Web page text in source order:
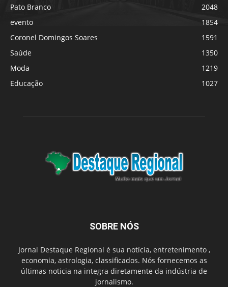
Pato Branco
2048
evento
1854
Coronel Domingos Soares
1591
Saúde
1350
Moda
1219
Educação
1027
SOBRE NÓS
Jornal Destaque Regional é sua notícia, entretenimento ,
economia, astrologia, classificados. Nós fornecemos as
últimas noticia na integra diretamente da indústria de
jornalismo.